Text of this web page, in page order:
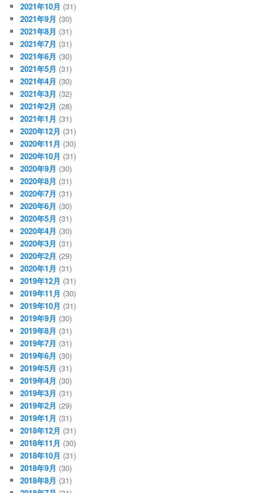
2021年10月 (31)
2021年9月 (30)
2021年8月 (31)
2021年7月 (31)
2021年6月 (30)
2021年5月 (31)
2021年4月 (30)
2021年3月 (32)
2021年2月 (28)
2021年1月 (31)
2020年12月 (31)
2020年11月 (30)
2020年10月 (31)
2020年9月 (30)
2020年8月 (31)
2020年7月 (31)
2020年6月 (30)
2020年5月 (31)
2020年4月 (30)
2020年3月 (31)
2020年2月 (29)
2020年1月 (31)
2019年12月 (31)
2019年11月 (30)
2019年10月 (31)
2019年9月 (30)
2019年8月 (31)
2019年7月 (31)
2019年6月 (30)
2019年5月 (31)
2019年4月 (30)
2019年3月 (31)
2019年2月 (29)
2019年1月 (31)
2018年12月 (31)
2018年11月 (30)
2018年10月 (31)
2018年9月 (30)
2018年8月 (31)